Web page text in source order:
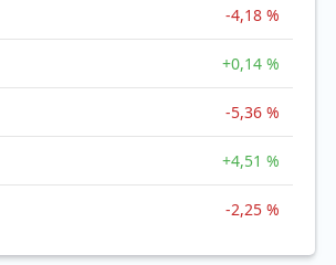
-4,18 %
+0,14 %
-5,36 %
+4,51 %
-2,25 %